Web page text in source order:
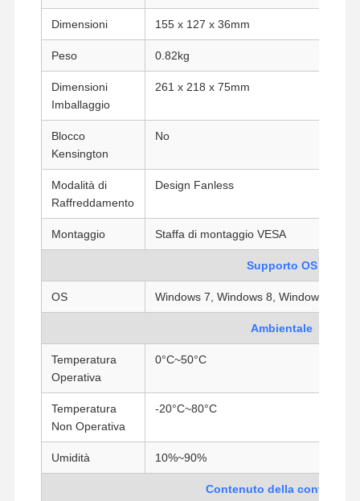
NAS Mini PC
Celeron Mini PC
Core Mini PC
Office Mini PC
Scheda madre industriale
Scheda madre firewall
Dimensioni 155 x 127 x 36mm
Peso 0.82kg
Dimensioni
Imballaggio
261 x 218 x 75mm
Blocco
Kensington
No
Modalità di
Raffreddamento
Design Fanless
Montaggio Staffa di montaggio VESA
Supporto OS
OS Windows 7, Windows 8, Windows 10,
Ambientale
Temperatura
Operativa
0°C~50°C
Temperatura
Non Operativa
-20°C~80°C
Umidità 10%~90%
Contenuto della confezione